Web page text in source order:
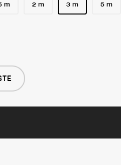
m 2 m 3 m 5 m